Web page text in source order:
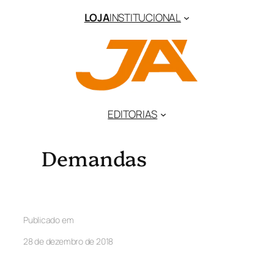
LOJAINSTITUCIONAL
EDITORIAS
Demandas
Publicado em
28 de dezembro de 2018